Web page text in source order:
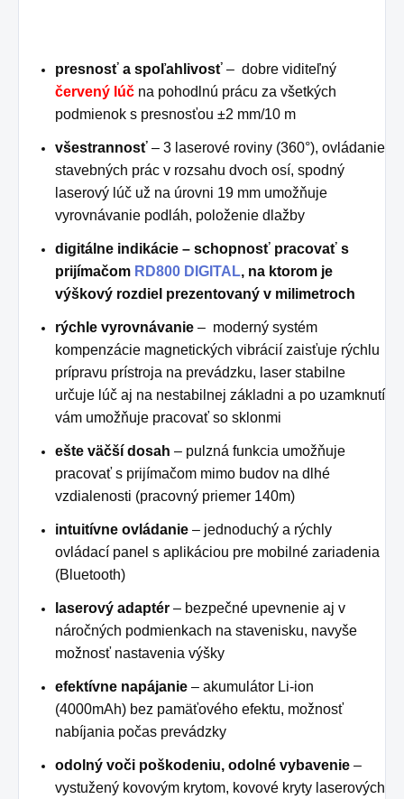
presnosť a spoľahlivosť – dobre viditeľný
červený lúč na pohodlnú prácu za všetkých
podmienok s presnosťou ±2 mm/10 m
všestrannosť – 3 laserové roviny (360°), ovládanie
stavebných prác v rozsahu dvoch osí, spodný
laserový lúč už na úrovni 19 mm umožňuje
vyrovnávanie podláh, položenie dlažby
digitálne indikácie – schopnosť pracovať s
prijímačom RD800 DIGITAL, na ktorom je
výškový rozdiel prezentovaný v milimetroch
rýchle vyrovnávanie – moderný systém
kompenzácie magnetických vibrácií zaisťuje rýchlu
prípravu prístroja na prevádzku, laser stabilne
určuje lúč aj na nestabilnej základni a po uzamknutí
vám umožňuje pracovať so sklonmi
ešte väčší dosah – pulzná funkcia umožňuje
pracovať s prijímačom mimo budov na dlhé
vzdialenosti (pracovný priemer 140m)
intuitívne ovládanie – jednoduchý a rýchly
ovládací panel s aplikáciou pre mobilné zariadenia
(Bluetooth)
laserový adaptér – bezpečné upevnenie aj v
náročných podmienkach na stavenisku, navyše
možnosť nastavenia výšky
efektívne napájanie – akumulátor Li-ion
(4000mAh) bez pamäťového efektu, možnosť
nabíjania počas prevádzky
odolný voči poškodeniu, odolné vybavenie –
vystužený kovovým krytom, kovové kryty laserových